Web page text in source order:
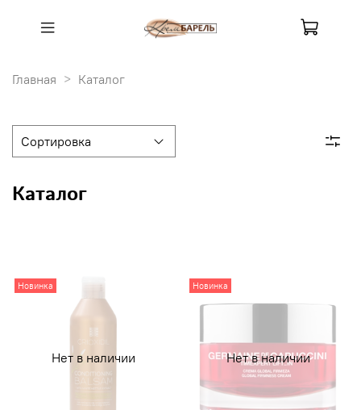
Главная Каталог
Каталог
Нет в наличии
Новинка
Нет в наличии
Новинка